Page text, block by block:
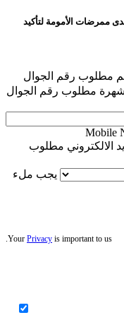
ممرضات الأمومة لتأكيد
مطلوب رقم الجوال
مطلوب رقم الجوال
Mobile
الالكتروني مطلوب
يجب ملء
Your Privacy is important to us.